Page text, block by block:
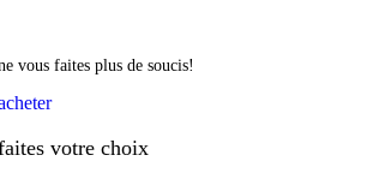
vous faites plus de soucis!
votre choix